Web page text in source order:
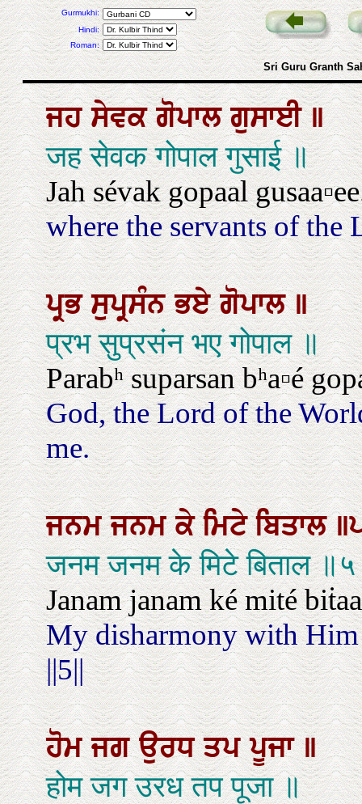
Gurmukhi:
Hindi:
Roman:
Sri Guru Granth
ਜਹਸੇਵਕਗੋਪਾਲਗੁਸਾਈ॥
जह सेवक गोपाल गुसाई ॥
Jah sévak gopaal
where the servants of
ਪ੍ਰਭਸੁਪ੍ਰਸੰਨਭਏਗੋਪਾਲ॥
प्रभ सुप्रसंन भए गोपाल ॥
Parabʰ suparsan bʰa▫é
God, the Lord of the
me.
ਜਨਮਜਨਮਕੇਮਿਟੇਬਿਤਾਲ
जनम जनम के मिटे बिताल
Janam janam ké mité
My disharmony with
||5||
ਹੋਮਜਗਉਰਧਤਪਪੂਜਾ॥
होम जग उरध तप पूजा ॥